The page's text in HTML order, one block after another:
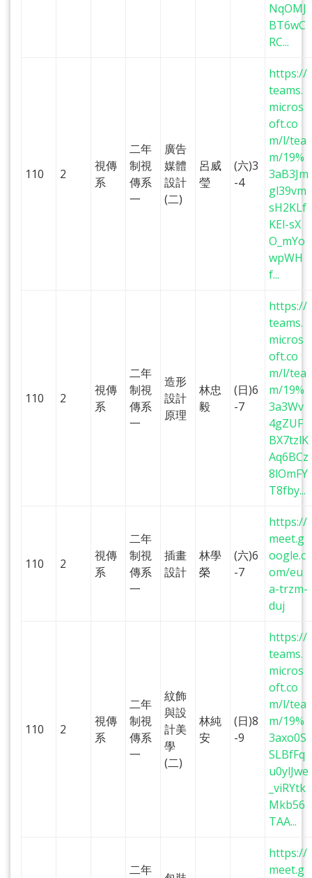
NqOMJ
BT6wC
RC...
110 2
視傳
系
二年
制視
傳系
一
廣告
媒體
設計
(二)
呂威
瑩
(六)3
-4
https://
teams.
micros
oft.co
m/l/tea
m/19%
3aB3Jm
gl39vm
sH2KLf
KEl-sX
O_mYo
wpWH
f...
110 2
視傳
系
二年
制視
傳系
一
造形
設計
原理
林忠
毅
(日)6
-7
https://
teams.
micros
oft.co
m/l/tea
m/19%
3a3Wv
4gZUF
BX7tzlK
Aq6BCz
8lOmFY
T8fby...
110 2
視傳
系
二年
制視
傳系
一
插畫
設計
林學
榮
(六)6
-7
https://
meet.g
oogle.c
om/eu
a-trzm-
duj
110 2
視傳
系
二年
制視
傳系
一
紋飾
與設
計美
學
(二)
林純
安
(日)8
-9
https://
teams.
micros
oft.co
m/l/tea
m/19%
3axo0S
SLBfFq
u0ylJwe
_viRYtk
Mkb56
TAA...
二年
https://
meet.g